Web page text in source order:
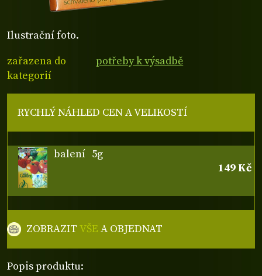
Ilustrační foto.
zařazena do
kategorií
potřeby k výsadbě
Popis produktu:
RYCHLÝ NÁHLED CEN A VELIKOSTÍ
balení 5g
149 Kč
ZOBRAZITVŠE A OBJEDNAT